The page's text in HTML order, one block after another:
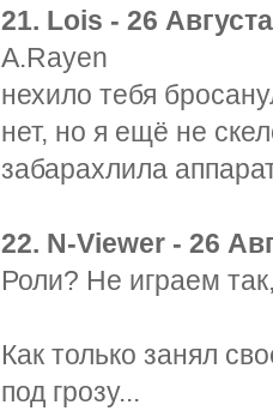
21. Lois - 26
A.Rayen
нехило тебя
нет, но я ещё не
забарахлила
22. N-Viewer - 26
Роли? Не играем
Как только занял
под грозу...